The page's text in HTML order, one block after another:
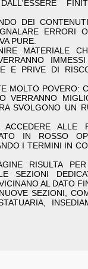
DEI
ERRORI
PURE.
MATERIALE
E PRIVE DI
MOLTO POVERO:
VERRANNO
SVOLGONO UN
ALLE
IN ROSSO
I TERMINI IN
RISULTA
SEZIONI
AL DATO
SEZIONI,